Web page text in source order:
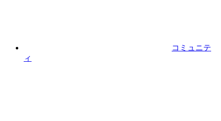
コミュニテ
ィ